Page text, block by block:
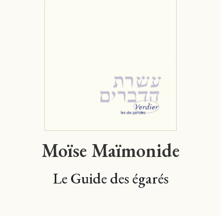
Moïse Maïmonide
Le Guide des égarés